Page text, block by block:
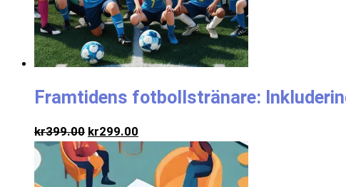
Framtidens fotbollstränare:
kr399.00 kr299.00